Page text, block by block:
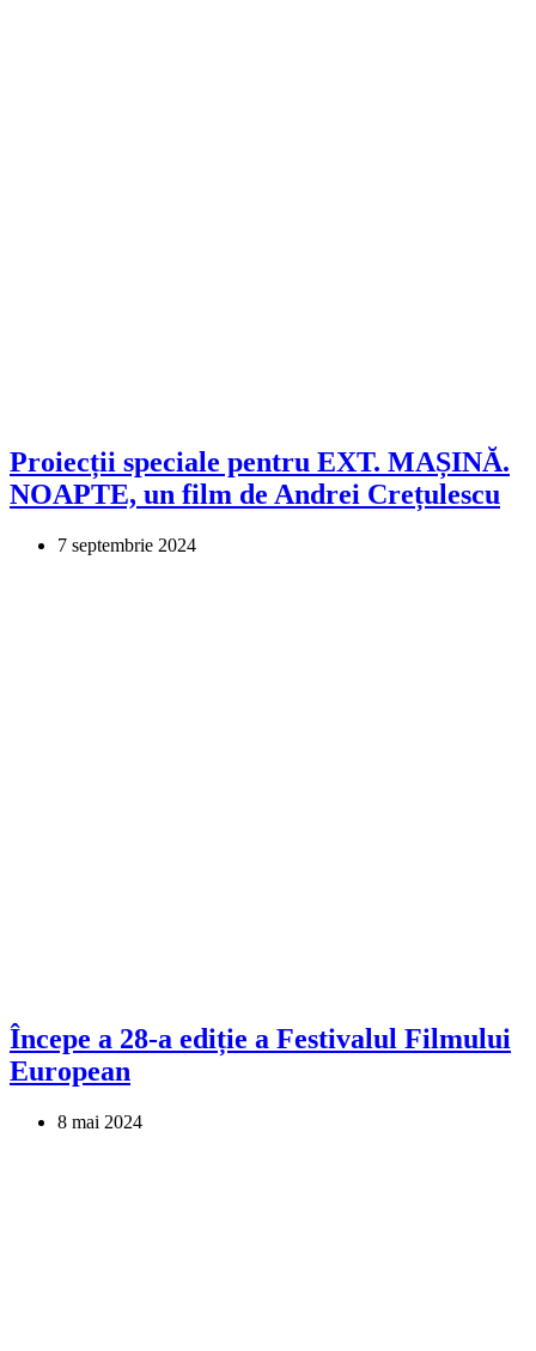
Proiecții speciale pentru EXT. MAȘINĂ.
NOAPTE, un film de Andrei Crețulescu
7 septembrie 2024
Începe a 28-a ediție a Festivalul Filmului
European
8 mai 2024